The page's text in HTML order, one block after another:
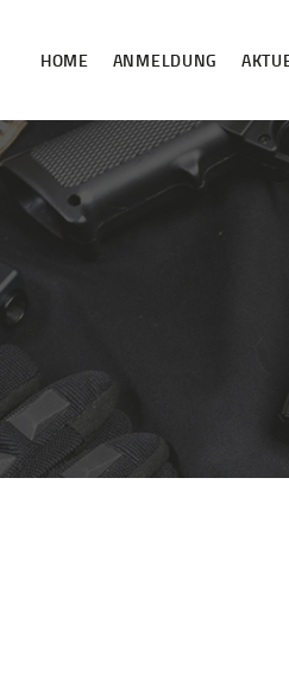
HOME ANMELDUNG